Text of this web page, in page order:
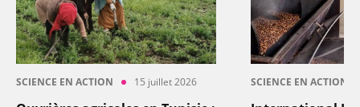
SCIENCE EN ACTION 15 juillet 2026 SCIENCE EN ACTION